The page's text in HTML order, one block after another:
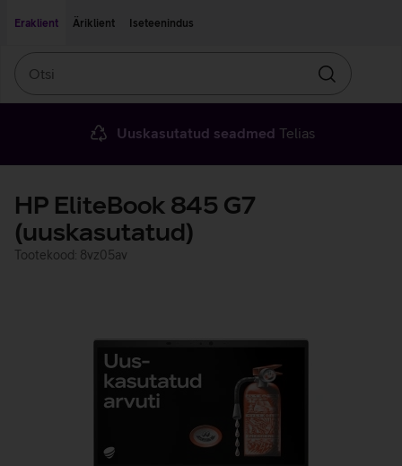
Eraklient
Äriklient Iseteenindus
Otsin
Uuskasutatud seadmed Telias
HP EliteBook 845 G7
(uuskasutatud)
Tootekood: 8vz05av